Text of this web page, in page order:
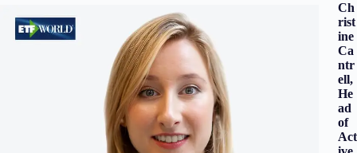
Ch
rist
ine
Ca
ntr
ell,
He
ad
of
Act